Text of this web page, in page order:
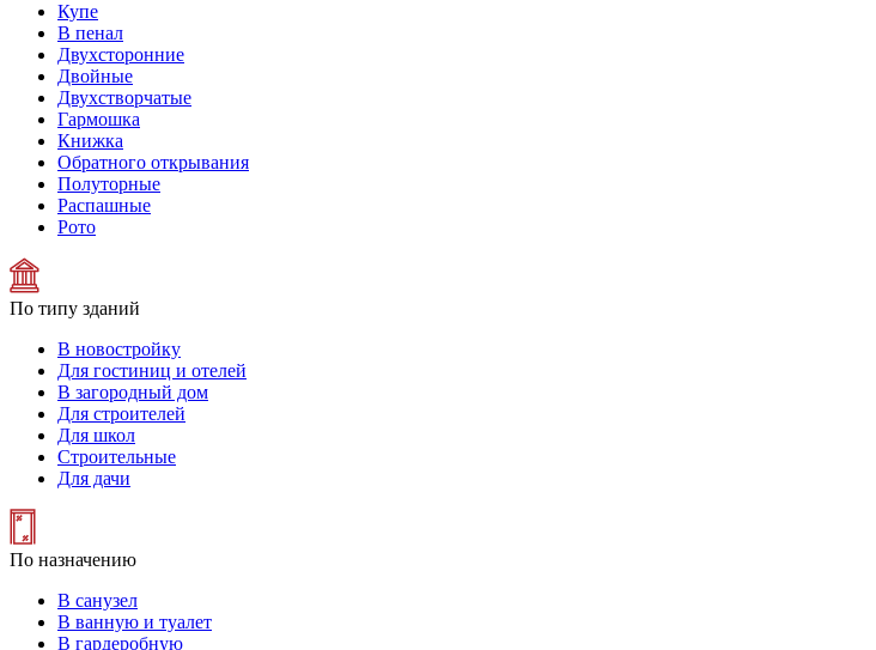
Купе
В пенал
Двухсторонние
Двойные
Двухстворчатые
Гармошка
Книжка
Обратного открывания
Полуторные
Распашные
Рото
По типу зданий
В новостройку
Для гостиниц и отелей
В загородный дом
Для строителей
Для школ
Строительные
Для дачи
По назначению
В санузел
В ванную и туалет
В гардеробную